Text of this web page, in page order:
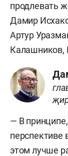
продлевать
Дамир
Артур
Калашников,
— В
перспективе
этом лучше